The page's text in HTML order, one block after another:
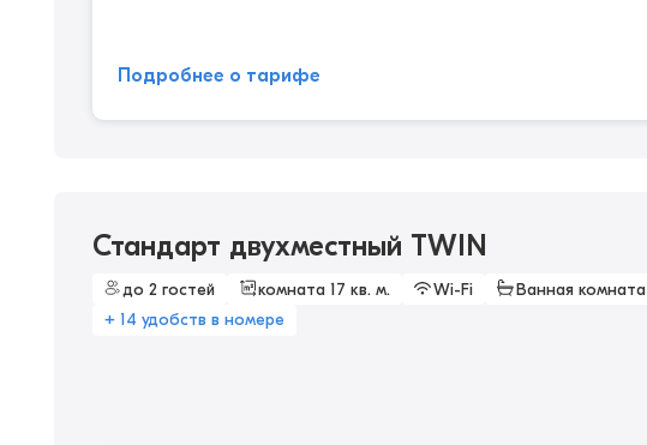
Подробнее о тарифе
Стандарт двухместный TWIN
до 2 гостей комната 17 кв. м. Wi-Fi
Ванная комната
+ 14 удобств в номере